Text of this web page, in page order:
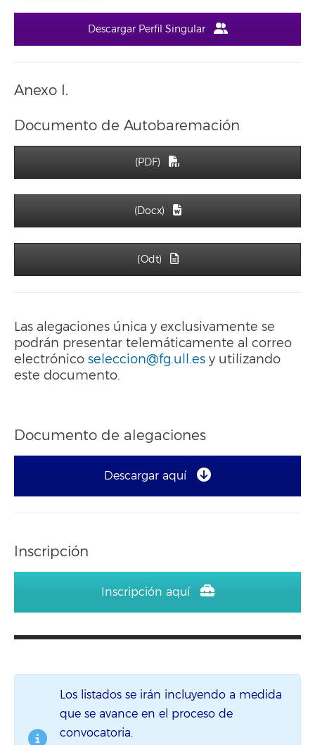
Descargar Perfil Singular
Anexo I.
Documento de Autobaremación
(PDF)
(Docx)
(Odt)
Las alegaciones única y exclusivamente se
podrán presentar telemáticamente al correo
electrónico seleccion@fg.ull.es y utilizando
este documento.
Documento de alegaciones
Descargar aquí
Inscripción
Inscripción aquí
Los listados se irán incluyendo a medida
que se avance en el proceso de
convocatoria.